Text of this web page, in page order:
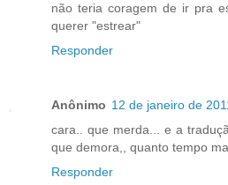
não teria coragem de ir pra
querer "estrear"
Responder
Anônimo 12 de janeiro de
cara.. que merda... e a
que demora,, quanto tempo
Responder